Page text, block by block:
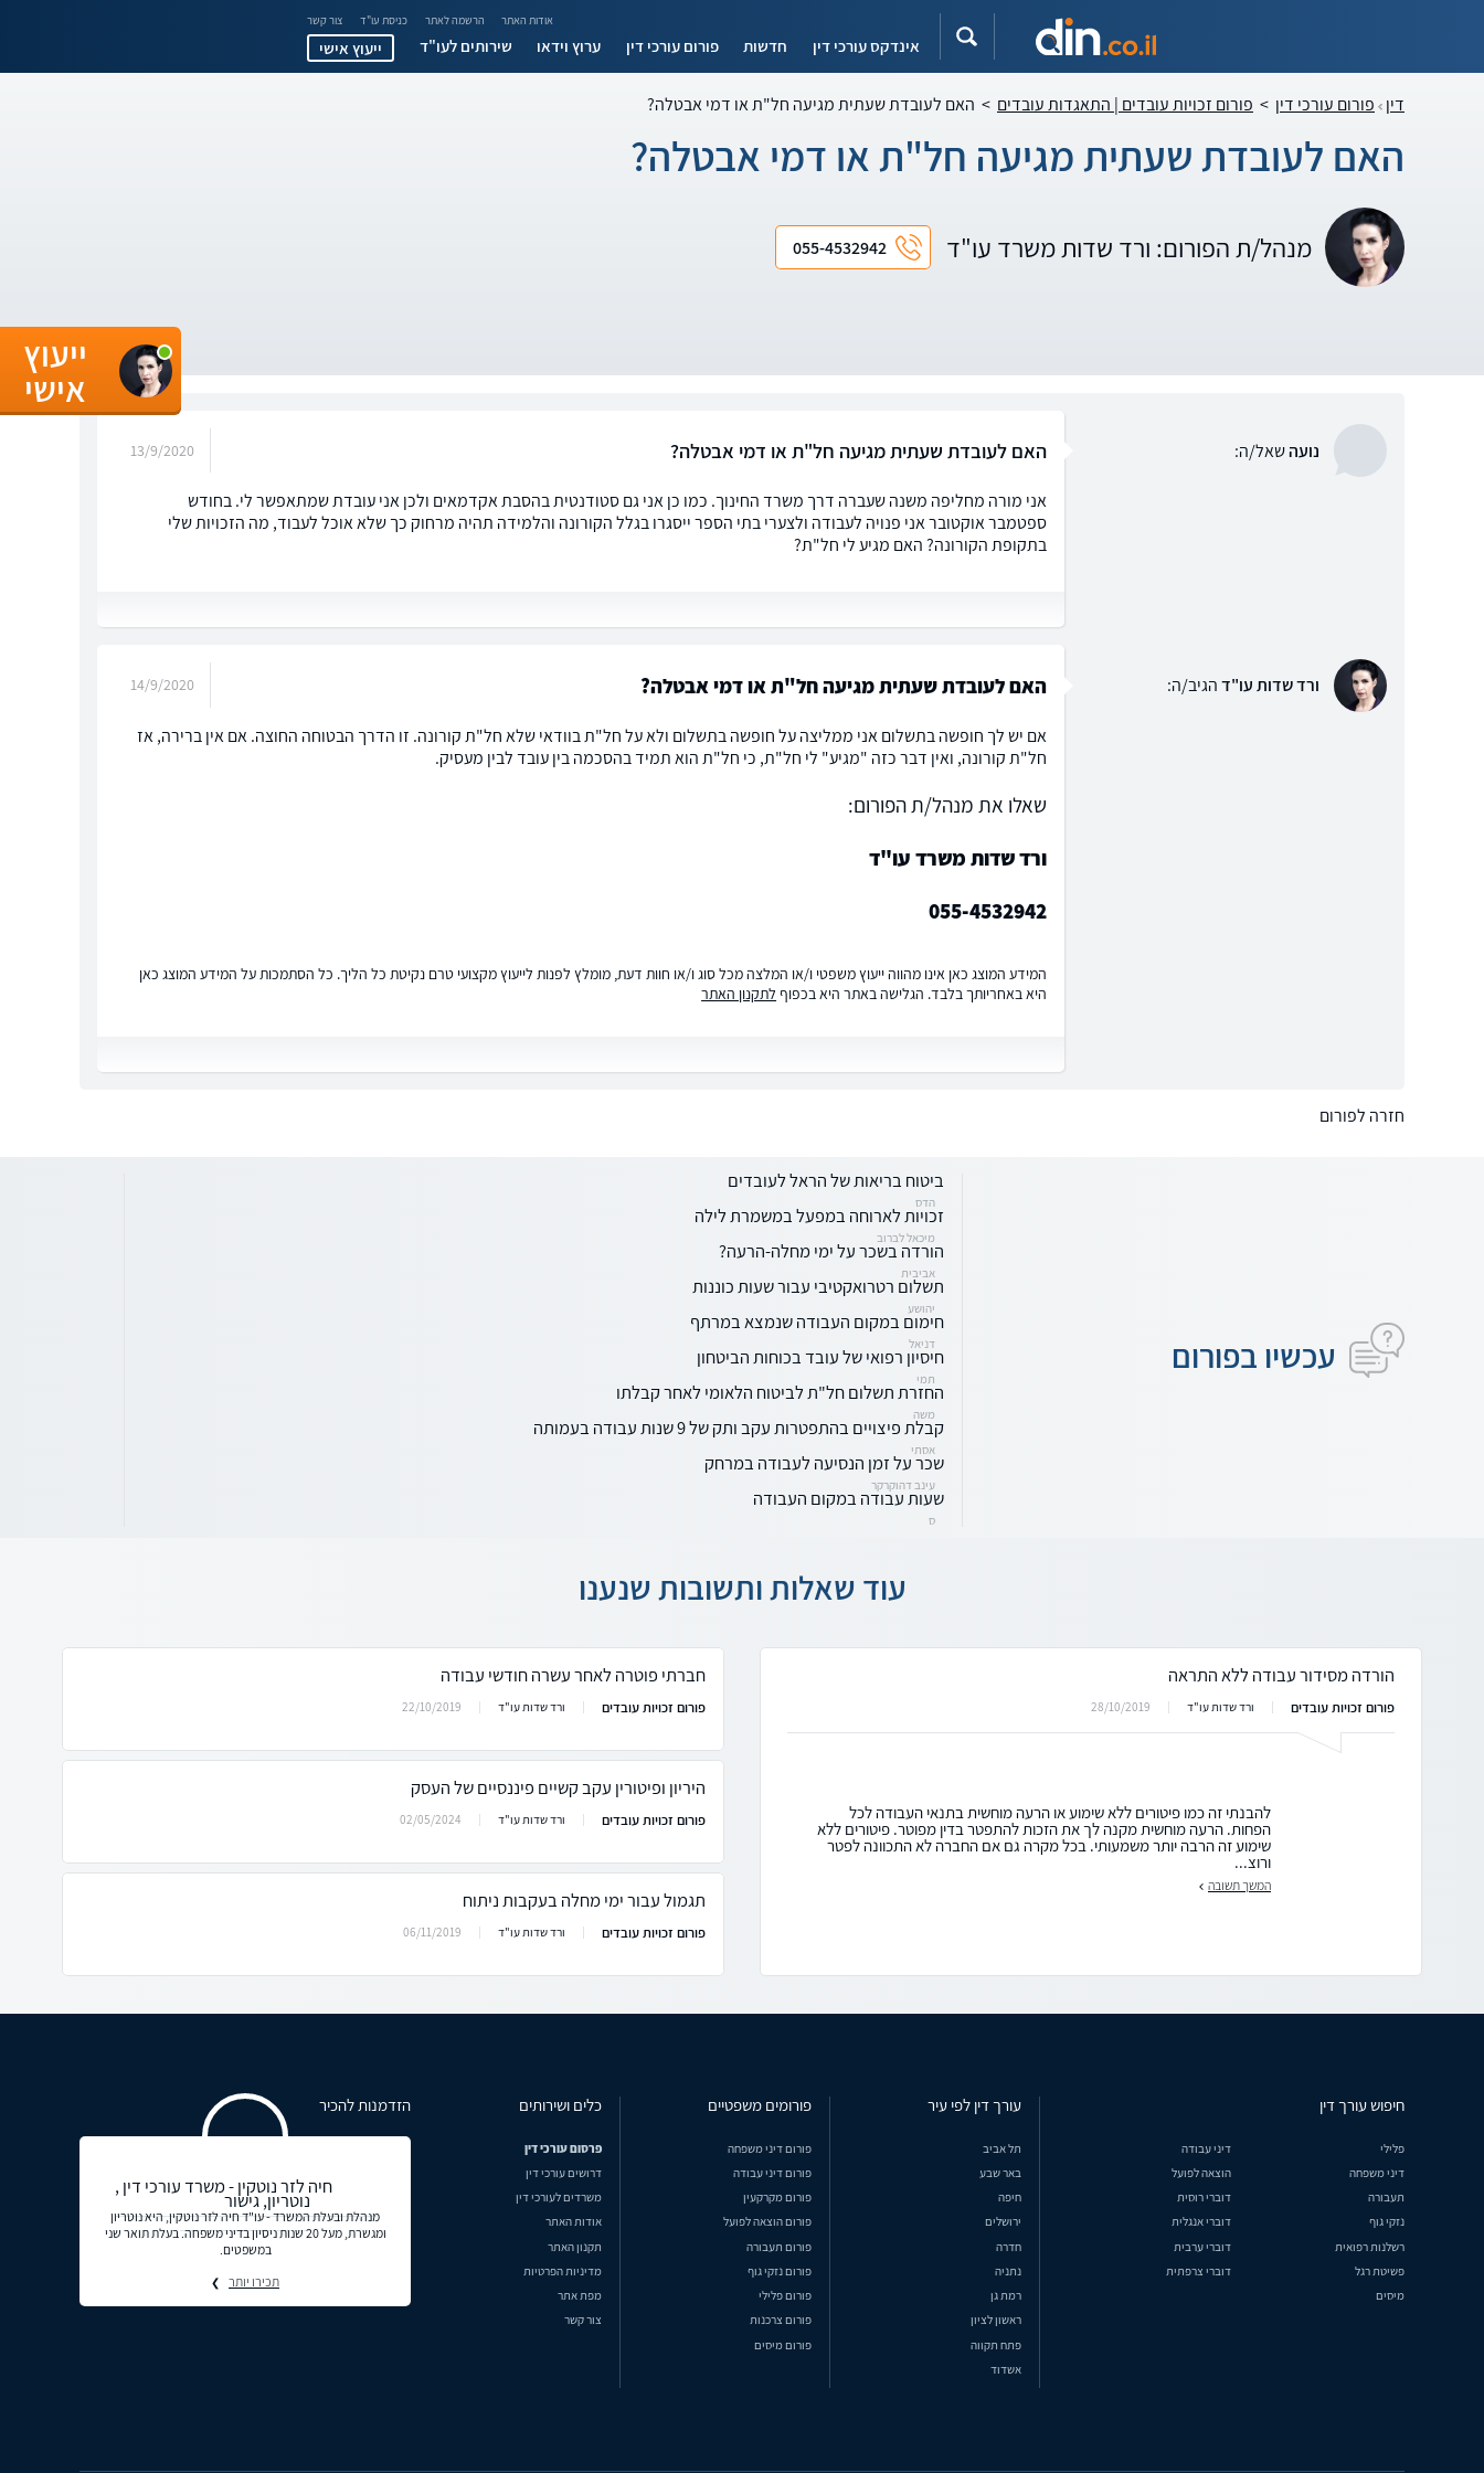
אודות האתר הרשמה לאתר כניסת עו"ד צור קשר
אינדקס עורכי דין חדשות פורום עורכי דין ערוץ וידאו שירותים לעו"ד ייעוץ אישי
דין פורום עורכי דין > פורום זכויות עובדים | התאגדות עובדים > האם לעובדת שעתית מגיעה חל"ת או דמי אבטלה?
האם לעובדת שעתית מגיעה חל"ת או דמי אבטלה?
מנהל/ת הפורום: ורד שדות משרד עו"ד 055-4532942
נועהשאל/ה: האם לעובדת שעתית מגיעה חל"ת או דמי אבטלה? 13/9/2020
אני מורה מחליפה משנה שעברה דרך משרד החינוך. כמו כן אני גם סטודנטית בהסבת אקדמאים ולכן אני עובדת שמתאפשר לי. בחודש
ספטמבר אוקטובר אני פנויה לעבודה ולצערי בתי הספר ייסגרו בגלל הקורונה והלמידה תהיה מרחוק כך שלא אוכל לעבוד, מה הזכויות שלי
בתקופת הקורונה? האם מגיע לי חל"ת?
ורד שדות עו"דהגיב/ה: האם לעובדת שעתית מגיעה חל"ת או דמי אבטלה? 14/9/2020
אם יש לך חופשה בתשלום אני ממליצה על חופשה בתשלום ולא על חל"ת בוודאי שלא חל"ת קורונה. זו הדרך הבטוחה החוצה. אם אין ברירה, אז
חל"ת קורונה, ואין דבר כזה "מגיע" לי חל"ת, כי חל"ת הוא תמיד בהסכמה בין עובד לבין מעסיק.
שאלו את מנהל/ת הפורום:
ורד שדות משרד עו"ד
055-4532942
המידע המוצג כאן אינו מהווה ייעוץ משפטי ו/או המלצה מכל סוג ו/או חוות דעת, מומלץ לפנות לייעוץ מקצועי טרם נקיטת כל הליך. כל הסתמכות על המידע המוצג כאן
היא באחריותך בלבד. הגלישה באתר היא בכפוף לתקנון האתר
חזרה לפורום
עכשיו בפורום
ביטוח בריאות של הראל לעובדים
הדס
זכויות לארוחה במפעל במשמרת לילה
מיכאל לברוב
הורדה בשכר על ימי מחלה-הרעה?
אביבית
תשלום רטרואקטיבי עבור שעות כוננות
יהושע
חימום במקום העבודה שנמצא במרתף
דניאל
חיסיון רפואי של עובד בכוחות הביטחון
תמי
החזרת תשלום חל"ת לביטוח הלאומי לאחר קבלתו
משה
קבלת פיצויים בהתפטרות עקב ותק של 9 שנות עבודה בעמותה
אסתי
שכר על זמן הנסיעה לעבודה במרחק
עינב דהוקרקר
שעות עבודה במקום העבודה
ס
עוד שאלות ותשובות שנענו
הורדה מסידור עבודה ללא התראה
פורום זכויות עובדים ורד שדות עו"ד 28/10/2019
להבנתי זה כמו פיטורים ללא שימוע או הרעה מוחשית בתנאי העבודה לכל
הפחות. הרעה מוחשית מקנה לך את הזכות להתפטר בדין מפוטר. פיטורים ללא
שימוע זה הרבה יותר משמעותי. בכל מקרה גם אם החברה לא התכוונה לפטר
ורוצ...
המשך תשובה
חברתי פוטרה לאחר עשרה חודשי עבודה
פורום זכויות עובדים ורד שדות עו"ד 22/10/2019
היריון ופיטורין עקב קשיים פיננסיים של העסק
פורום זכויות עובדים ורד שדות עו"ד 02/05/2024
תגמול עבור ימי מחלה בעקבות ניתוח
פורום זכויות עובדים ורד שדות עו"ד 06/11/2019
ייעוץ
אישי
חיפוש עורך דין
פלילי
דיני עבודה
דיני משפחה
הוצאה לפועל
תעבורה
דוברי רוסית
נזקי גוף
דוברי אנגלית
רשלנות רפואית
דוברי ערבית
פשיטת רגל
דוברי צרפתית
מיסים
עורך דין לפי עיר
תל אביב
באר שבע
חיפה
ירושלים
חדרה
נתניה
רמת גן
ראשון לציון
פתח תקווה
אשדוד
פורומים משפטיים
פורום דיני משפחה
פורום דיני עבודה
פורום מקרקעין
פורום הוצאה לפועל
פורום תעבורה
פורום נזקי גוף
פורום פלילי
פורום צרכנות
פורום מיסים
כלים ושירותים
פרסום עורכי דין
דרושים עורכי דין
משרדים לעורכי דין
אודות האתר
תקנון האתר
מדיניות הפרטיות
מפת אתר
צור קשר
הזדמנות להכיר
חיה לזר נוטקין - משרד עורכי דין ,
נוטריון, גישור
מנהלת ובעלת המשרד - עו"ד חיה לזר נוטקין, היא נוטריון
ומגשרת, מעל 20 שנות ניסיון בדיני משפחה. בעלת תואר שני
במשפטים.
תכירו יותר